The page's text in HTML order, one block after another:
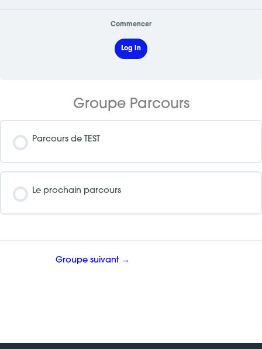
Commencer
Log In
Groupe Parcours
Parcours de TEST
0% COMPLÉTÉ
0/0 étapes
Le prochain parcours
Groupe suivant →